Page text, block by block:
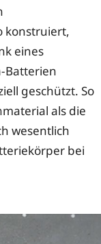
konstruiert,
eines
Batterien
geschützt. So
als die
wesentlich
bei